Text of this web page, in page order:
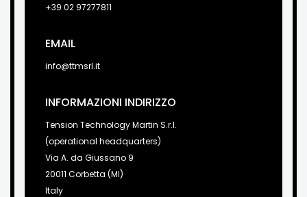
+39 02 97277811
EMAIL
info@ttmsrl.it
INFORMAZIONI INDIRIZZO
Tension Technology Martin S.r.l.
(operational headquarters)
Via A. da Giussano 9
20011 Corbetta (MI)
Italy